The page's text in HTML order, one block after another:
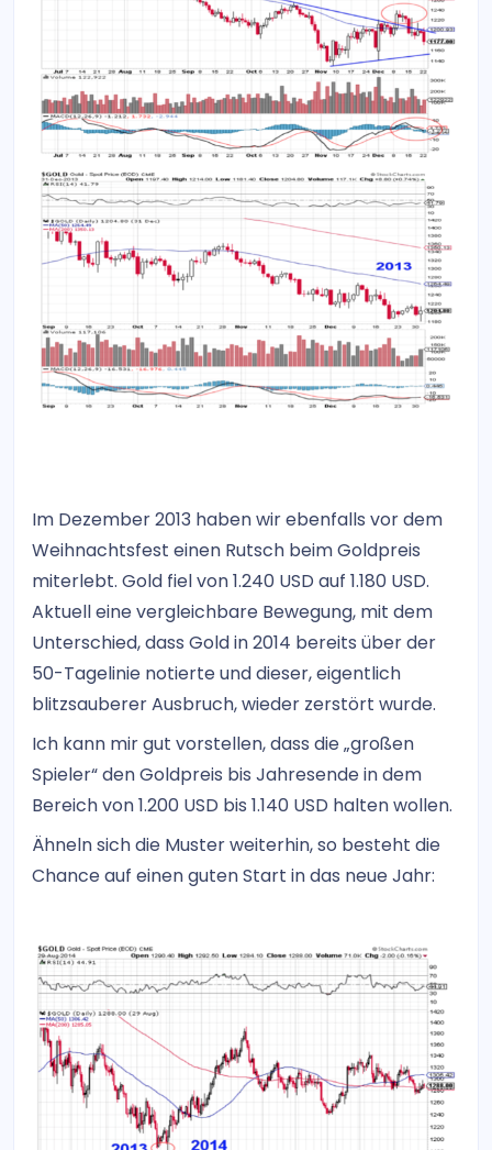
Im Dezember 2013 haben wir ebenfalls vor dem
Weihnachtsfest einen Rutsch beim Goldpreis
miterlebt. Gold fiel von 1.240 USD auf 1.180 USD.
Aktuell eine vergleichbare Bewegung, mit dem
Unterschied, dass Gold in 2014 bereits über der
50-Tagelinie notierte und dieser, eigentlich
blitzsauberer Ausbruch, wieder zerstört wurde.
Ich kann mir gut vorstellen, dass die „großen
Spieler“ den Goldpreis bis Jahresende in dem
Bereich von 1.200 USD bis 1.140 USD halten wollen.
Ähneln sich die Muster weiterhin, so besteht die
Chance auf einen guten Start in das neue Jahr: